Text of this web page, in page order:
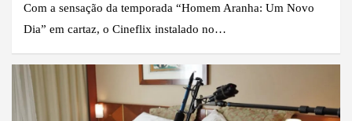
Com a sensação da temporada “Homem Aranha: Um Novo
Dia” em cartaz, o Cineflix instalado no…